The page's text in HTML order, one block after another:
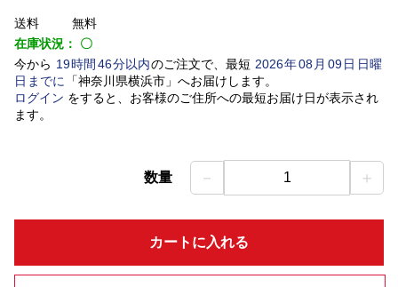
送料
無料
在庫状況： 〇
今から 19時間 46分以内のご注文で、最短 2026年08 月 09日日曜
日 までに 「神奈川県横浜市」 へお届けします。
ログイン をすると、お客様のご住所への最短お届け日が表示され
ます。
数量 － 1 ＋
カートに入れる